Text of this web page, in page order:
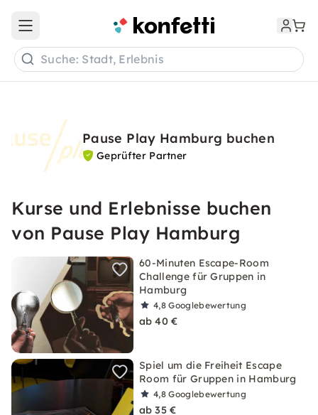
Open main menu
Suche: Stadt, Erlebnis
Pause Play Hamburg buchen
Geprüfter Partner
Kurse und Erlebnisse buchen
von Pause Play Hamburg
60-Minuten Escape-Room
Challenge für Gruppen in
Hamburg
4,8Googlebewertung
ab 40 €
Spiel um die Freiheit Escape
Room für Gruppen in Hamburg
4,8Googlebewertung
ab 35 €